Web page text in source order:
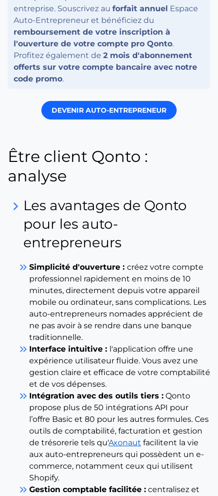
entreprise. Souscrivez au forfait annuel Espace
Auto-Entrepreneur et bénéficiez du
remboursement de votre inscription à
l'ouverture de votre compte pro Qonto.
Profitez également de 2 mois d'abonnement
offerts sur votre compte bancaire avec notre
code promo.
DEVENIR AUTO-ENTREPRENEUR
Être client Qonto :
analyse
keyboard_arrow_right Les avantages de Qonto
pour les auto-
entrepreneurs
keyboard_double_arrow_right Simplicité d'ouverture : créez votre compte
professionnel rapidement en moins de 10
minutes, directement depuis votre appareil
mobile ou ordinateur, sans complications. Les
auto-entrepreneurs nomades apprécient de
ne pas avoir à se rendre dans une banque
traditionnelle.
keyboard_double_arrow_right Interface intuitive : l'application offre une
expérience utilisateur fluide. Vous avez une
gestion claire et efficace de votre comptabilité
et de vos dépenses.
keyboard_double_arrow_right Intégration avec des outils tiers : Qonto
propose plus de 50 intégrations API pour
l’offre Basic et 80 pour les autres formules. Ces
outils de comptabilité, facturation et gestion
de trésorerie tels qu'Axonaut facilitent la vie
aux auto-entrepreneurs qui possèdent un e-
commerce, notamment ceux qui utilisent
Shopify.
keyboard_double_arrow_right Gestion comptable facilitée : centralisez et